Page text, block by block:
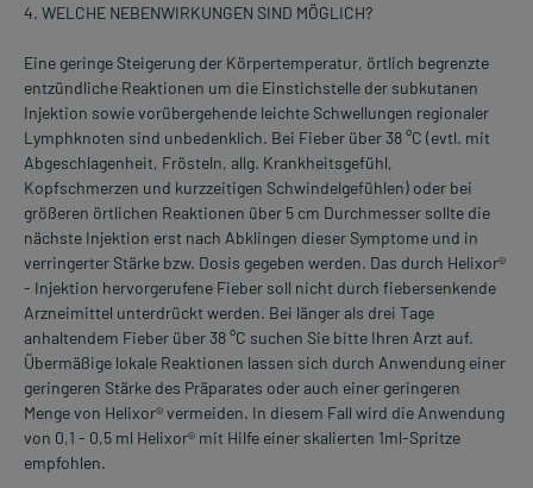
4. WELCHE NEBENWIRKUNGEN SIND MÖGLICH?
Eine geringe Steigerung der Körpertemperatur, örtlich begrenzte
entzündliche Reaktionen um die Einstichstelle der subkutanen
Injektion sowie vorübergehende leichte Schwellungen regionaler
Lymphknoten sind unbedenklich. Bei Fieber über 38 °C (evtl. mit
Abgeschlagenheit, Frösteln, allg. Krankheitsgefühl,
Kopfschmerzen und kurzzeitigen Schwindelgefühlen) oder bei
größeren örtlichen Reaktionen über 5 cm Durchmesser sollte die
nächste Injektion erst nach Abklingen dieser Symptome und in
verringerter Stärke bzw. Dosis gegeben werden. Das durch Helixor®
- Injektion hervorgerufene Fieber soll nicht durch fiebersenkende
Arzneimittel unterdrückt werden. Bei länger als drei Tage
anhaltendem Fieber über 38 °C suchen Sie bitte Ihren Arzt auf.
Übermäßige lokale Reaktionen lassen sich durch Anwendung einer
geringeren Stärke des Präparates oder auch einer geringeren
Menge von Helixor® vermeiden. In diesem Fall wird die Anwendung
von 0,1 - 0,5 ml Helixor® mit Hilfe einer skalierten 1ml-Spritze
empfohlen.